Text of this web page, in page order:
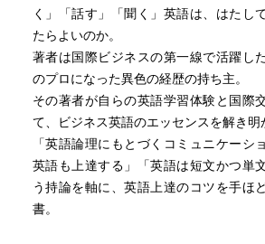
く」「話す」「聞く」英語は、はたし
たらよいのか。
著者は国際ビジネスの第一線で活躍し
のプロになった異色の経歴の持ち主。
その著者が自らの英語学習体験と国際
て、ビジネス英語のエッセンスを解き明
「英語論理にもとづくコミュニケーシ
英語も上達する」「英語は短文かつ単
う持論を軸に、英語上達のコツを手ほ
書。